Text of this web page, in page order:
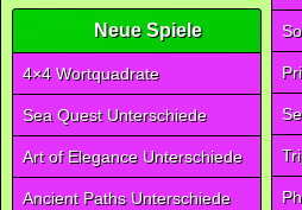
Neue Spiele
4×4 Wortquadrate
Sea Quest Unterschiede
Art of Elegance Unterschiede
Ancient Paths Unterschiede